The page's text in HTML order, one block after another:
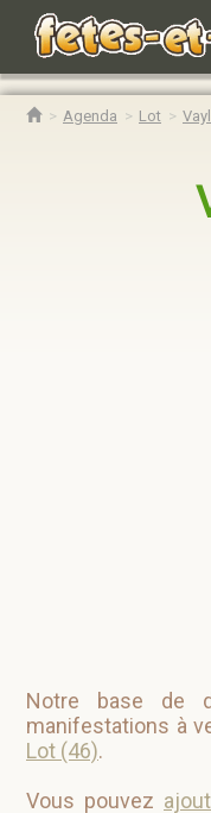
Agenda Lot
Notre base de
manifestations à
Lot (46).
Vous pouvez